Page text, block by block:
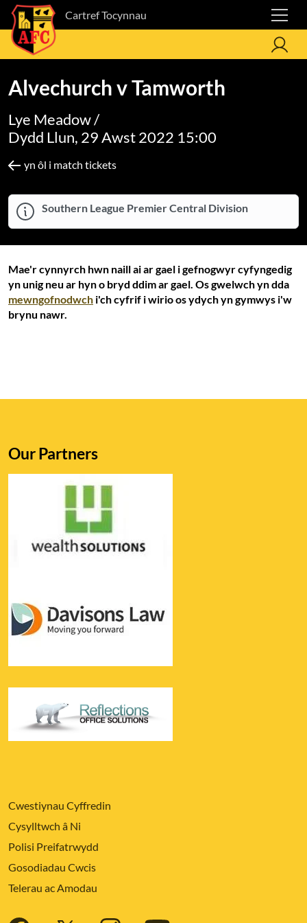
Cartref Tocynnau
Alvechurch v Tamworth
Lye Meadow /
Dydd Llun, 29 Awst 2022 15:00
yn ôl i match tickets
Southern League Premier Central Division
Mae'r cynnyrch hwn naill ai ar gael i gefnogwyr cyfyngedig
yn unig neu ar hyn o bryd ddim ar gael. Os gwelwch yn dda
mewngofnodwch i'ch cyfrif i wirio os ydych yn gymwys i'w
brynu nawr.
Cwestiynau Cyffredin
Cysylltwch â Ni
Polisi Preifatrwydd
Gosodiadau Cwcis
Telerau ac Amodau
Our Partners